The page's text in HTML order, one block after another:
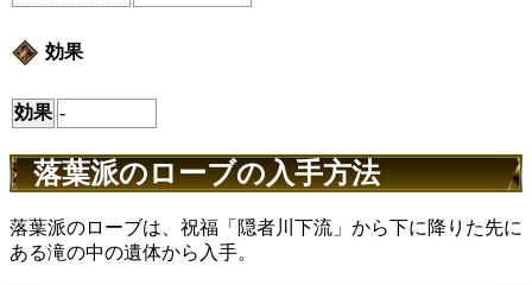
効果
効果 -
落葉派のローブの入手方法
落葉派のローブは、祝福「隠者川下流」から下に降りた先に
ある滝の中の遺体から入手。